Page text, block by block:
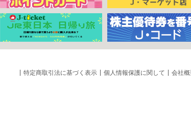
特定商取引法に基づく表示 個人情報保護に関して 会社